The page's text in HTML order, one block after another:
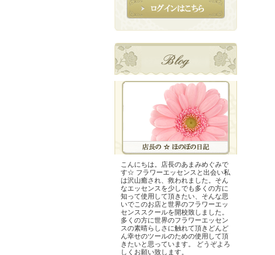
こんにちは。店長のあまみめぐみで
す☆ フラワーエッセンスと出会い私
は沢山癒され、救われました。そん
なエッセンスを少しでも多くの方に
知って使用して頂きたい、そんな思
いでこのお店と世界のフラワーエッ
センススクールを開校致しました。
多くの方に世界のフラワーエッセン
スの素晴らしさに触れて頂きどんど
ん幸せのツールのための使用して頂
きたいと思っています。 どうぞよろ
しくお願い致します。